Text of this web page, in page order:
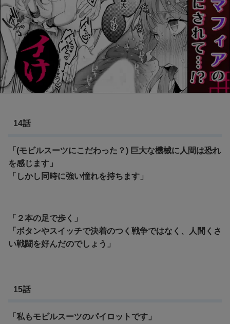
14話
「(モビルスーツにこだわった？) 巨大な機械に人間は恐れ
を感じます」
「しかし同時に強い憧れを持ちます」
「２本の足で歩く」
「ボタンやスイッチで決着のつく戦争ではなく、人間くさ
い戦闘を好んだのでしょう」
15話
「私もモビルスーツのパイロットです」